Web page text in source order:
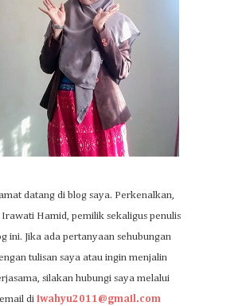
datang di blog saya. Perkenalkan,
Irawati Hamid, pemilik sekaligus penulis
ini. Jika ada pertanyaan sehubungan
tulisan saya atau ingin menjalin
silakan hubungi saya melalui
email di iwahyu2011@gmail.com